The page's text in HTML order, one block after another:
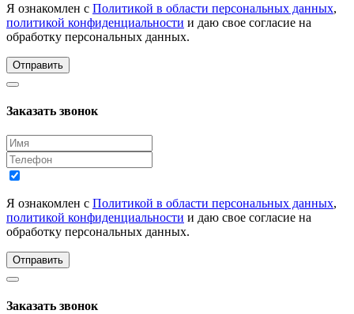
Я ознакомлен с Политикой в области персональных данных,
политикой конфиденциальности и даю свое согласие на
обработку персональных данных.
Отправить
Заказать звонок
Я ознакомлен с Политикой в области персональных данных,
политикой конфиденциальности и даю свое согласие на
обработку персональных данных.
Отправить
Заказать звонок